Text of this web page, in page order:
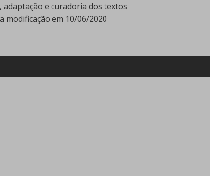
e curadoria dos textos
modificação em 10/06/2020